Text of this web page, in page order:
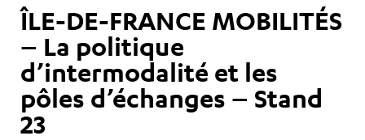
ÎLE-DE-FRANCE MOBILITÉS
– La politique
d’intermodalité et les
pôles d’échanges – Stand
23